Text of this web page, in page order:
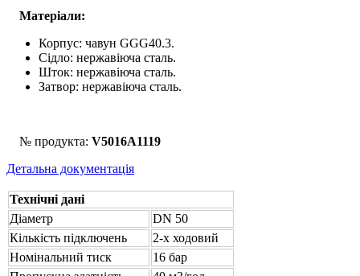
Матеріали:
Корпус: чавун GGG40.3.
Сідло: нержавіюча сталь.
Шток: нержавіюча сталь.
Затвор: нержавіюча сталь.
№ продукта: V5016A1119
Детальна документація
Технічні дані
Діаметр
DN 50
Кількість підключень
2-х ходовий
Номінальний тиск
16 бар